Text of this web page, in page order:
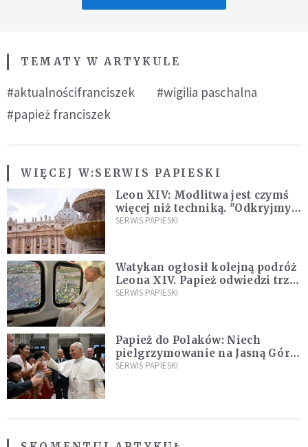
TEMATY W ARTYKULE
#aktualnościfranciszek
#wigilia paschalna
#papież franciszek
WIĘCEJ W:SERWIS PAPIESKI
Leon XIV: Modlitwa jest czymś
więcej niż techniką. "Odkryjmy
ją na nowo"
SERWIS PAPIESKI
Watykan ogłosił kolejną podróż
Leona XIV. Papież odwiedzi trzy
kraje Ameryki Południowej
SERWIS PAPIESKI
Papież do Polaków: Niech
pielgrzymowanie na Jasną Górę
umocni wiarę i nadzieję
SERWIS PAPIESKI